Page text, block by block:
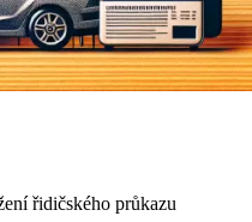
řidičského průkazu